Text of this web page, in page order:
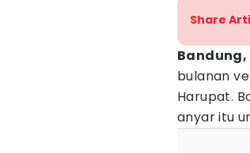
Share
Bandung,
bulanan
Harupat.
anyar itu